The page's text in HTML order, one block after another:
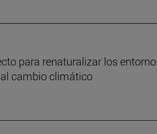
para renaturalizar los
cambio climático